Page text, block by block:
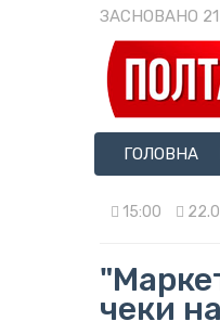
ЗАСНОВАНО
ГОЛОВНА
15:00
чеки